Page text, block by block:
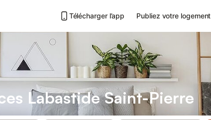
Télécharger l’app Publiez votre logement
Labastide Saint-Pierre